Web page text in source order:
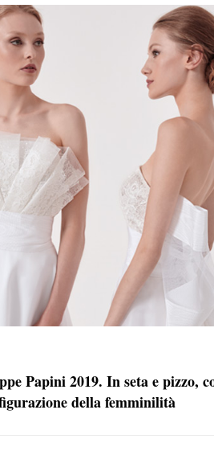
Papini 2019. In seta e pizzo,
della femminilità